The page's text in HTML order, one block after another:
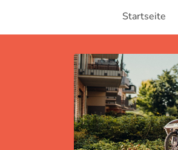
Startseite